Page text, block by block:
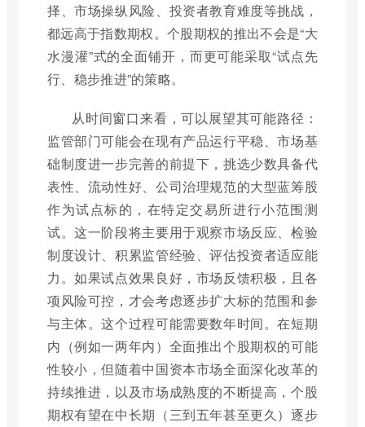
择、市场操纵风险、投资者教育难度等挑战，
都远高于指数期权。个股期权的推出不会是“大
水漫灌”式的全面铺开，而更可能采取“试点先
行、稳步推进”的策略。
从时间窗口来看，可以展望其可能路径：
监管部门可能会在现有产品运行平稳、市场基
础制度进一步完善的前提下，挑选少数具备代
表性、流动性好、公司治理规范的大型蓝筹股
作为试点标的，在特定交易所进行小范围测
试。这一阶段将主要用于观察市场反应、检验
制度设计、积累监管经验、评估投资者适应能
力。如果试点效果良好，市场反馈积极，且各
项风险可控，才会考虑逐步扩大标的范围和参
与主体。这个过程可能需要数年时间。在短期
内（例如一两年内）全面推出个股期权的可能
性较小，但随着中国资本市场全面深化改革的
持续推进，以及市场成熟度的不断提高，个股
期权有望在中长期（三到五年甚至更久）逐步